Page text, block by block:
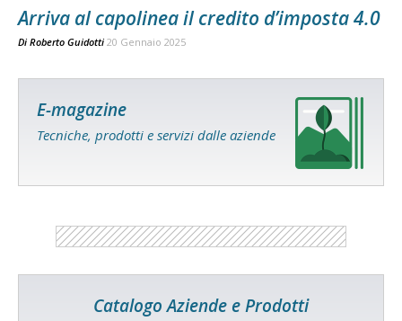
Arriva al capolinea il credito d’imposta 4.0
Di Roberto Guidotti 20 Gennaio 2025
E-magazine
Tecniche, prodotti e servizi dalle aziende
Catalogo Aziende e Prodotti